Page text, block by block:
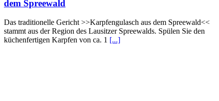
dem Spreewald
Das traditionelle Gericht >>Karpfengulasch aus dem Spreewald<<
stammt aus der Region des Lausitzer Spreewalds. Spülen Sie den
küchenfertigen Karpfen von ca. 1 [...]